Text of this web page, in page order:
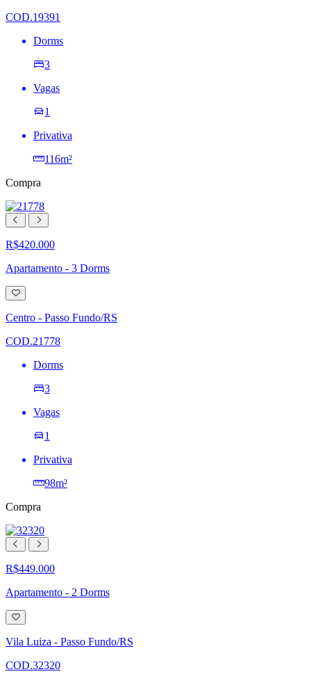
COD.19391
Dorms
3
Vagas
1
Privativa
116m²
Compra
R$420.000
Apartamento - 3 Dorms
Adicionar
à
lista
de
Centro - Passo Fundo/RS
COD.21778
Dorms
3
Vagas
1
Privativa
98m²
Compra
R$449.000
Apartamento - 2 Dorms
Adicionar
à
lista
de
Vila Luiza - Passo Fundo/RS
COD.32320